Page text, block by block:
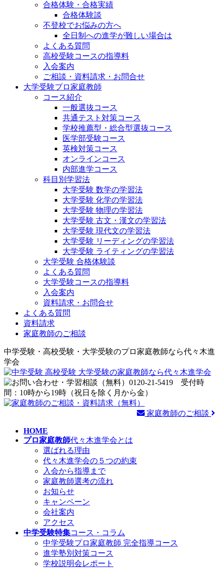
合格体験・合格実績
合格体験談
不登校でお悩みの方へ
全日制への進学が難しい場合は
よくある質問
高校受験コースの指導料
入会案内
ご相談・資料請求・お問合せ
大学受験プロ家庭教師
コース紹介
一般選抜コース
共通テスト対策コース
学校推薦型・総合型選抜コース
医学部受験コース
英検対策コース
オンラインコース
内部進学コース
科目別学習法
大学受験 数学の学習法
大学受験 化学の学習法
大学受験 物理の学習法
大学受験 古文・漢文の学習法
大学受験 現代文の学習法
大学受験 リーディングの学習法
大学受験 ライティングの学習法
大学受験 合格体験談
よくある質問
大学受験コースの指導料
入会案内
資料請求・お問合せ
よくある質問
資料請求
家庭教師のご相談
中学受験・高校受験・大学受験のプロ家庭教師なら代々木進
学会
家庭教師のご相談
HOME
プロ家庭教師代々木進学会とは
選ばれる理由
代々木進学会の５つの約束
入会から指導まで
家庭教師選考の流れ
お知らせ
キャンペーン
会社案内
アクセス
中学受験特集コース・コラム
中学受験プロ家庭教師 完全指導コース
進学塾別対策コース
学校説明会レポート